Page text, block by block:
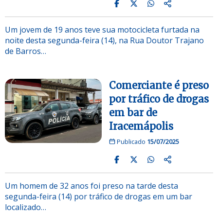
Um jovem de 19 anos teve sua motocicleta furtada na
noite desta segunda-feira (14), na Rua Doutor Trajano
de Barros…
Comerciante é preso
por tráfico de drogas
em bar de
Iracemápolis
Publicado 15/07/2025
Um homem de 32 anos foi preso na tarde desta
segunda-feira (14) por tráfico de drogas em um bar
localizado…